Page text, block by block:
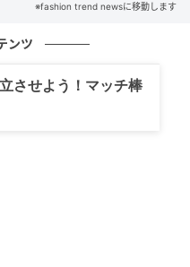
※fashion trend newsに移動します
ンツ
させよう！マッチ棒